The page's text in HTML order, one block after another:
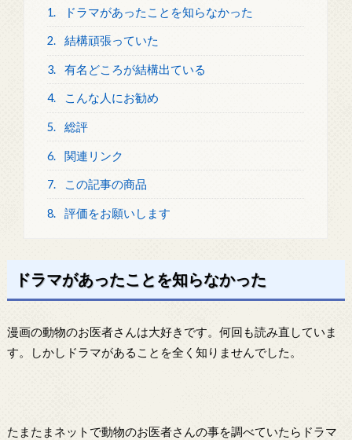
1. ドラマがあったことを知らなかった
2. 結構頑張っていた
3. 有名どころが結構出ている
4. こんな人にお勧め
5. 総評
6. 関連リンク
7. この記事の商品
8. 評価をお願いします
ドラマがあったことを知らなかった
漫画の動物のお医者さんは大好きです。何回も読み直していま
す。しかしドラマがあることを全く知りませんでした。
たまたまネットで動物のお医者さんの事を調べていたらドラマ